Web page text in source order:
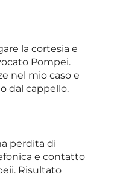
la cortesia e
Pompei.
nel mio caso e
dal cappello.
perdita di
e contatto
Risultato